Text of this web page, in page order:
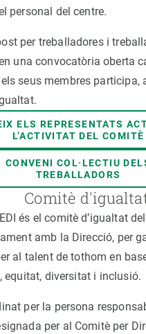
personal del centre.
per treballadores i
una convocatòria oberta
seus membres participa,
ELS REPRESENTATS
L’ACTIVITAT DEL COMITÈ
CONVENI COL·LECTIU
TREBALLADORS
Comitè
és el comitè d’igualtat
amb la Direcció, per
al talent de tothom en
equitat, diversitat i inclusió.
per la persona
per al Comitè per